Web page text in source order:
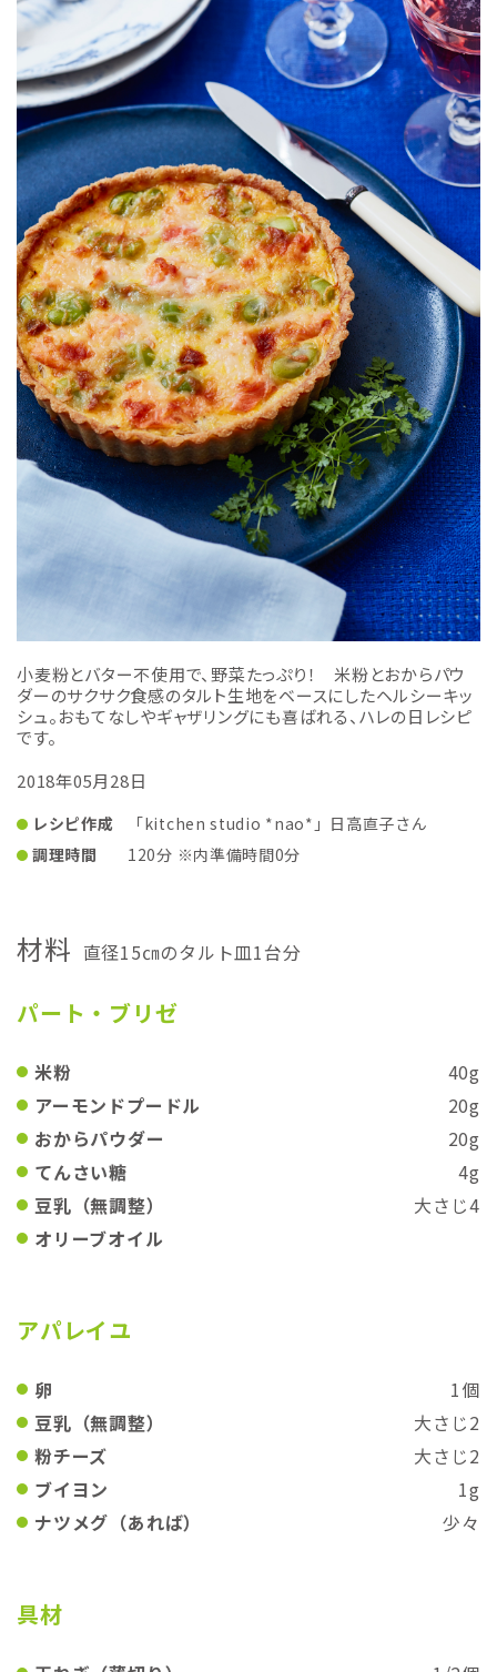
小麦粉とバター不使用で、野菜たっぷり！ 米粉とおからパウ
ダーのサクサク食感のタルト生地をベースにしたヘルシーキッ
シュ。おもてなしやギャザリングにも喜ばれる、ハレの日レシピ
です。
2018年05月28日
レシピ作成
「kitchen studio *nao*」日高直子さん
調理時間
120分 ※内準備時間0分
材料 直径15㎝のタルト皿1台分
パート・ブリゼ
米粉
40g
アーモンドプードル
20g
おからパウダー
20g
てんさい糖
4g
豆乳（無調整）
大さじ4
オリーブオイル
アパレイユ
卵
1個
豆乳（無調整）
大さじ2
粉チーズ
大さじ2
ブイヨン
1g
ナツメグ（あれば）
少々
具材